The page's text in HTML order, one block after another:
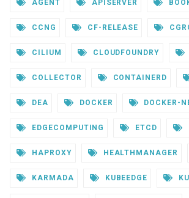
AGENT APISERVER
CCNG CF-RELEASE
CILIUM CLOUDFOUNDRY
COLLECTOR CONTAINERD
DEA DOCKER DOCKER-
EDGECOMPUTING ETCD
HAPROXY HEALTHMANAGER
KARMADA KUBEEDGE